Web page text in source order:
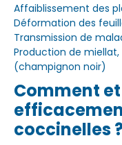
Affaiblissement des
Déformation des
Transmission de
Production de
(champignon noir)
Comment
coccinelles